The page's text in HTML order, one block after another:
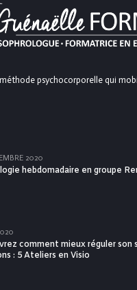
psychocorporelle qui
2020
hebdomadaire en groupe
comment mieux réguler son
: 5 Ateliers en Visio